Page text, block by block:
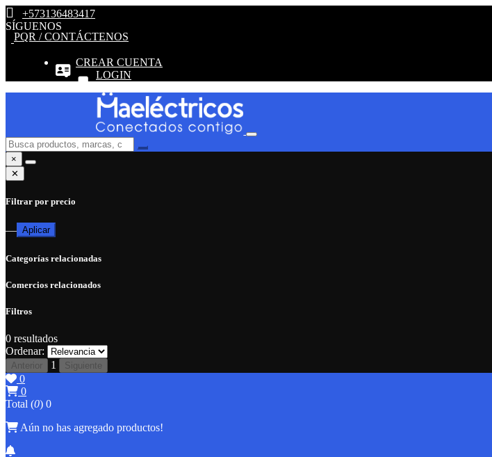
+573136483417
SÍGUENOS
PQR / CONTÁCTENOS
CREAR CUENTA
LOGIN
×
✕
Filtrar por precio
— Aplicar
Categorías relacionadas
Comercios relacionados
Filtros
0 resultados
Ordenar:
Anterior 1 Siguiente
0
0
Total (0) 0
Aún no has agregado productos!